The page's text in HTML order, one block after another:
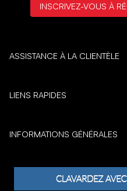
ASSISTANCE À LA CLIENTÈLE
LIENS RAPIDES
INFORMATIONS GÉNÉRALES
INSCRIVEZ-VOUS À